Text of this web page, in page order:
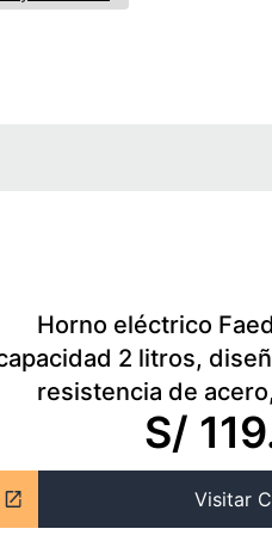
Horno eléctrico
2 litros,
resistencia de
S/
Visitar